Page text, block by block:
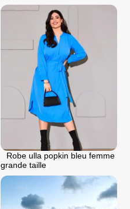
Robe ulla popkin bleu femme
grande taille